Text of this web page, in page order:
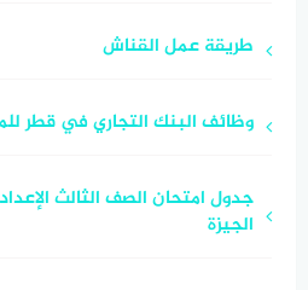
طريقة عمل القناش
وظائف البنك التجاري في قطر
الجيزة